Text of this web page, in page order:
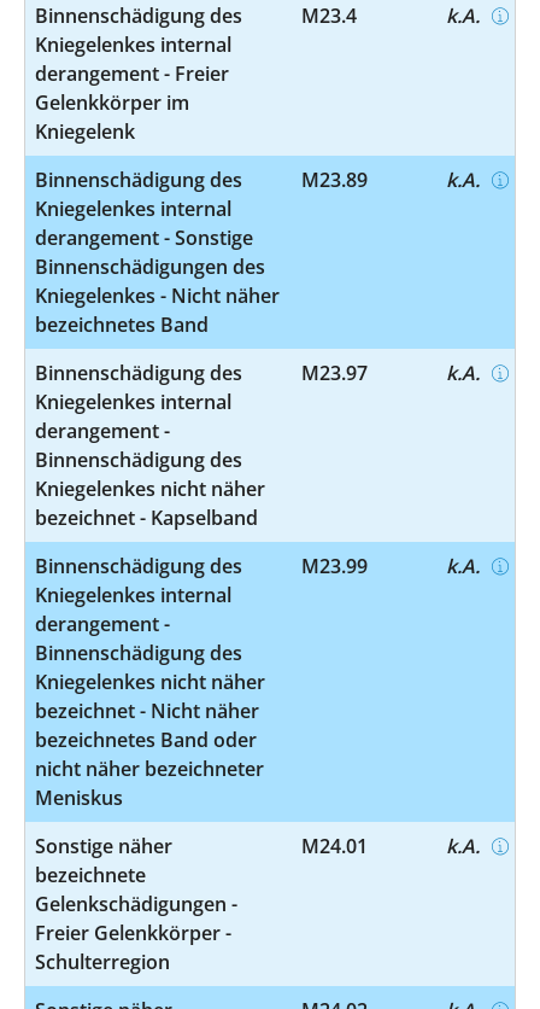
Binnenschädigung des
Kniegelenkes internal
derangement - Freier
Gelenkkörper im
Kniegelenk
M23.4 k.A.
Binnenschädigung des
Kniegelenkes internal
derangement - Sonstige
Binnenschädigungen des
Kniegelenkes - Nicht näher
bezeichnetes Band
M23.89 k.A.
Binnenschädigung des
Kniegelenkes internal
derangement -
Binnenschädigung des
Kniegelenkes nicht näher
bezeichnet - Kapselband
M23.97 k.A.
Binnenschädigung des
Kniegelenkes internal
derangement -
Binnenschädigung des
Kniegelenkes nicht näher
bezeichnet - Nicht näher
bezeichnetes Band oder
nicht näher bezeichneter
Meniskus
M23.99 k.A.
Sonstige näher
bezeichnete
Gelenkschädigungen -
Freier Gelenkkörper -
Schulterregion
M24.01 k.A.